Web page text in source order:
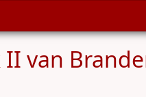
II van